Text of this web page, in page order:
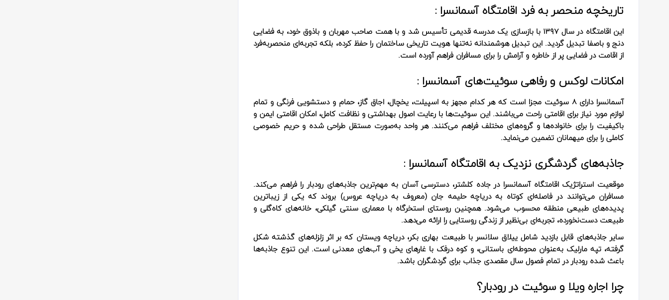
تاریخچه منحصر به‌ فرد اقامتگاه آسمانسرا :
این اقامتگاه در سال ۱۳۹۷ با بازسازی یک مدرسه قدیمی تأسیس شد و با همت صاحب مهربان و باذوق خود، به فضایی
دنج و باصفا تبدیل گردید. این تبدیل هوشمندانه نه‌تنها هویت تاریخی ساختمان را حفظ کرده، بلکه تجربه‌ای منحصربه‌فرد
از اقامت در فضایی پر از خاطره و آرامش را برای مسافران فراهم آورده است.
امکانات لوکس و رفاهی سوئیت‌های آسمانسرا :
آسمانسرا دارای ۸ سوئیت مجزا است که هر کدام مجهز به اسپیلت، یخچال، اجاق گاز، حمام و دستشویی فرنگی و تمام
لوازم مورد نیاز برای اقامتی راحت می‌باشند. این سوئیت‌ها با رعایت اصول بهداشتی و نظافت کامل، امکان اقامتی ایمن و
باکیفیت را برای خانواده‌ها و گروه‌های مختلف فراهم می‌کنند. هر واحد به‌صورت مستقل طراحی شده و حریم خصوصی
کاملی را برای میهمانان تضمین می‌نماید.
جاذبه‌های گردشگری نزدیک به اقامتگاه آسمانسرا :
موقعیت استراتژیک اقامتگاه آسمانسرا در جاده کلشتر، دسترسی آسان به مهم‌ترین جاذبه‌های رودبار را فراهم می‌کند.
مسافران می‌توانند در فاصله‌ای کوتاه به دریاچه حلیمه جان (معروف به دریاچه عروس) بروند که یکی از زیباترین
پدیده‌های طبیعی منطقه محسوب می‌شود. همچنین روستای استخرگاه با معماری سنتی گیلکی، خانه‌های کاه‌گلی و
طبیعت دست‌نخورده، تجربه‌ای بی‌نظیر از زندگی روستایی را ارائه می‌دهد.
سایر جاذبه‌های قابل بازدید شامل ییلاق سلانسر با طبیعت بهاری بکر، دریاچه ویستان که بر اثر زلزله‌های گذشته شکل
گرفته، تپه مارلیک به‌عنوان محوطه‌ای باستانی، و کوه درفک با غارهای یخی و آب‌های معدنی است. این تنوع جاذبه‌ها
باعث شده رودبار در تمام فصول سال مقصدی جذاب برای گردشگران باشد.
چرا اجاره ویلا و سوئیت در رودبار؟